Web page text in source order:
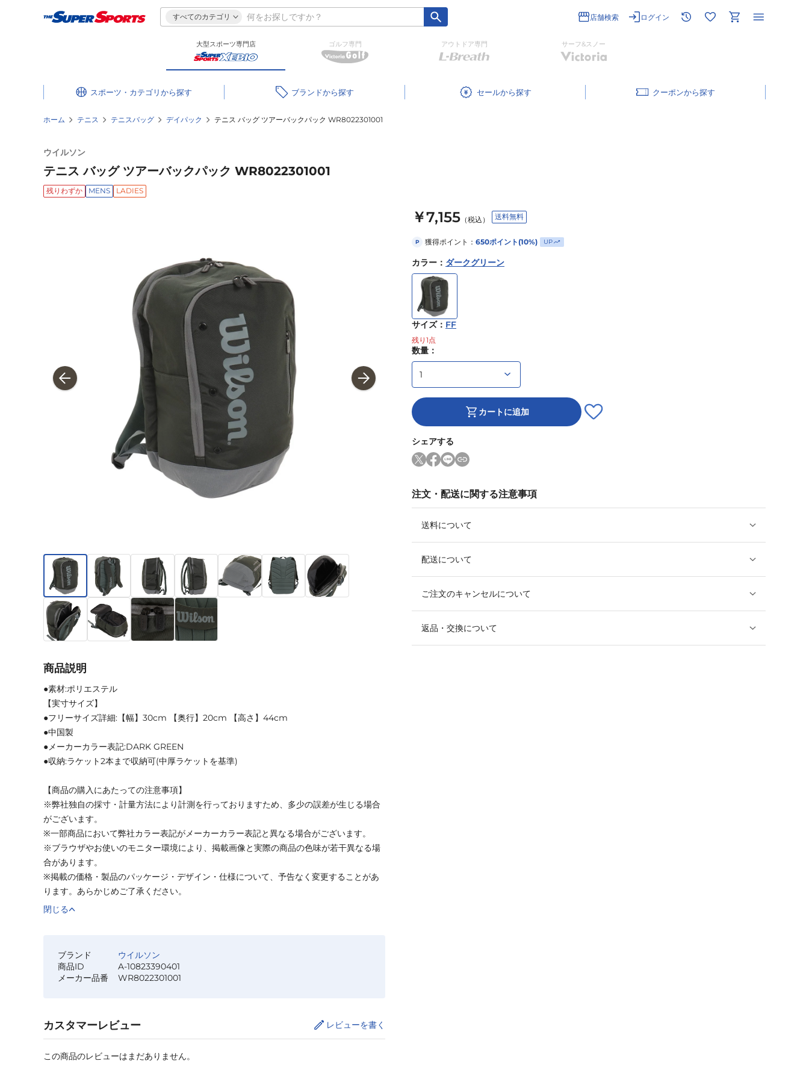
すべてのカテゴリ 店舗検索 ログイン
大型スポーツ専門店 ゴルフ専門 アウトドア専門 サーフ&スノー
スポーツ・カテゴリ ブランド セール クーポン
ホーム テニス テニスバッグ デイパック テニス バッグ ツアーバックパック WR8022301001
ウイルソン
テニス バッグ ツアーバックパック WR8022301001
残りわずか MENS LADIES
￥7,155 （税込） 送料無料
P 獲得ポイント： 650ポイント(10%) UP
カラー ： ダークグリーン
サイズ： FF
残り 1 点
数量：
カートに追加
シェアする
注文・配送に関する注意事項
送料について
配送について
ご注文のキャンセルについて
返品・交換について
商品説明
●素材:ポリエステル
【実寸サイズ】
●フリーサイズ詳細:【幅】30cm 【奥行】20cm 【高さ】44cm
●中国製
●メーカーカラー表記:DARK GREEN
●収納:ラケット2本まで収納可(中厚ラケットを基準)
【商品の購入にあたっての注意事項】
※弊社独自の採寸・計量方法により計測を行っておりますため、多少の誤差が生じる場合
がございます。
※一部商品において弊社カラー表記がメーカーカラー表記と異なる場合がございます。
※ブラウザやお使いのモニター環境により、掲載画像と実際の商品の色味が若干異なる場
合があります。
※掲載の価格・製品のパッケージ・デザイン・仕様について、予告なく変更することがあ
ります。あらかじめご了承ください。
閉じる
ブランド
ウイルソン
商品ID
A-10823390401
メーカー品番
WR8022301001
カスタマーレビュー レビューを書く
この商品のレビューはまだありません。